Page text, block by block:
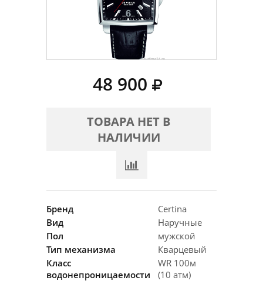
48 900
ТОВАРА НЕТ В
НАЛИЧИИ
Бренд
Certina
Вид
Наручные
Пол
мужской
Тип механизма
Кварцевый
Класс
водонепроницаемости
WR 100м
(10 атм)